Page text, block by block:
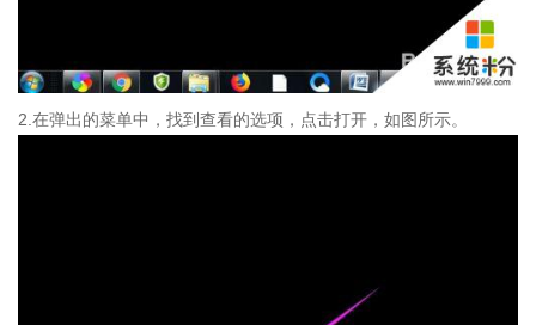
2.在弹出的菜单中，找到查看的选项，点击打开，如图所示。